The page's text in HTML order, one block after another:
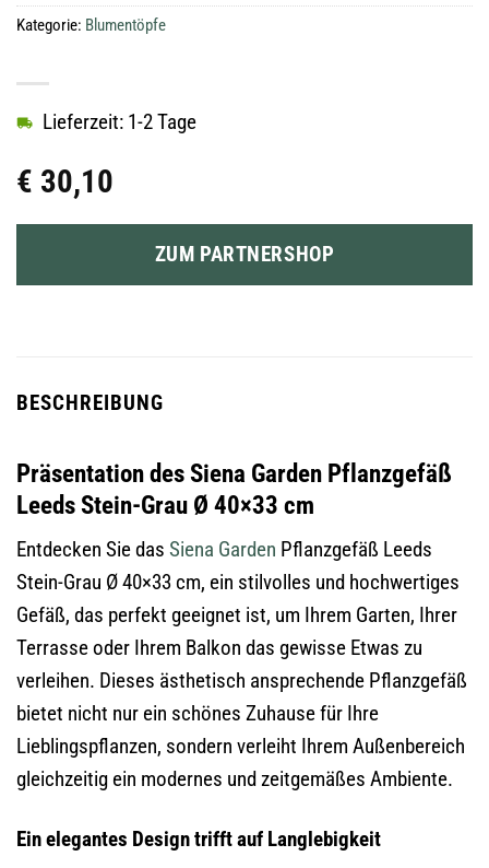
€ 30,10
Lieferzeit: 1-2 Tage
ZUM PARTNERSHOP
Kategorie: Blumentöpfe
BESCHREIBUNG
Präsentation des Siena Garden Pflanzgefäß
Leeds Stein-Grau Ø 40×33 cm
Entdecken Sie das Siena Garden Pflanzgefäß Leeds
Stein-Grau Ø 40×33 cm, ein stilvolles und hochwertiges
Gefäß, das perfekt geeignet ist, um Ihrem Garten, Ihrer
Terrasse oder Ihrem Balkon das gewisse Etwas zu
verleihen. Dieses ästhetisch ansprechende Pflanzgefäß
bietet nicht nur ein schönes Zuhause für Ihre
Lieblingspflanzen, sondern verleiht Ihrem Außenbereich
gleichzeitig ein modernes und zeitgemäßes Ambiente.
Ein elegantes Design trifft auf Langlebigkeit